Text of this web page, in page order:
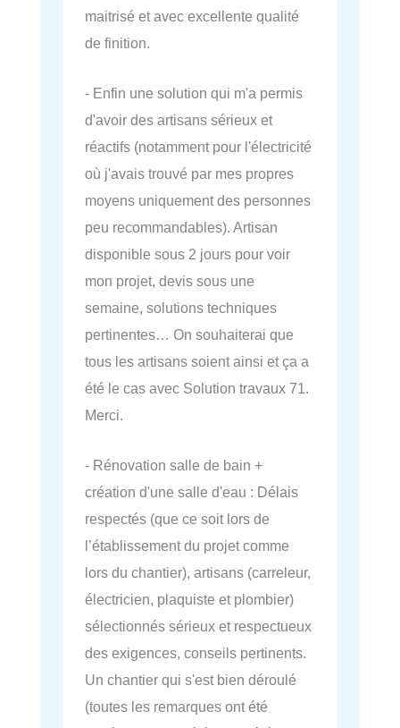
maitrisé et avec excellente qualité
de finition.
- Enfin une solution qui m'a permis
d'avoir des artisans sérieux et
réactifs (notamment pour l'électricité
où j'avais trouvé par mes propres
moyens uniquement des personnes
peu recommandables). Artisan
disponible sous 2 jours pour voir
mon projet, devis sous une
semaine, solutions techniques
pertinentes… On souhaiterai que
tous les artisans soient ainsi et ça a
été le cas avec Solution travaux 71.
Merci.
- Rénovation salle de bain +
création d'une salle d'eau : Délais
respectés (que ce soit lors de
l’établissement du projet comme
lors du chantier), artisans (carreleur,
électricien, plaquiste et plombier)
sélectionnés sérieux et respectueux
des exigences, conseils pertinents.
Un chantier qui s'est bien déroulé
(toutes les remarques ont été